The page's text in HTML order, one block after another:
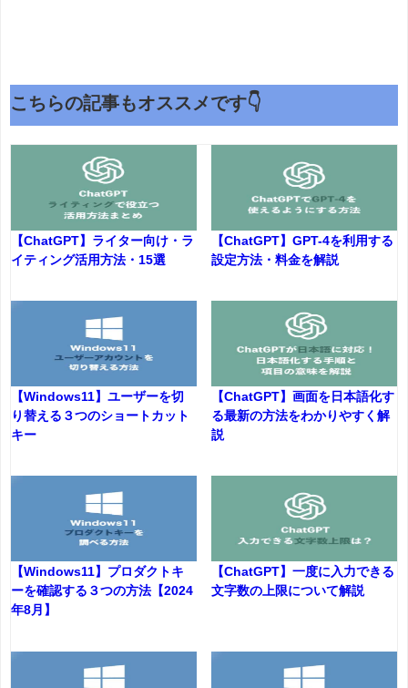
こちらの記事もオススメです👇
【ChatGPT】ライター向け・ラ
イティング活用方法・15選
【ChatGPT】GPT-4を利用する
設定方法・料金を解説
【Windows11】ユーザーを切
り替える３つのショートカット
キー
【ChatGPT】画面を日本語化す
る最新の方法をわかりやすく解
説
【Windows11】プロダクトキ
ーを確認する３つの方法【2024
年8月】
【ChatGPT】一度に入力できる
文字数の上限について解説